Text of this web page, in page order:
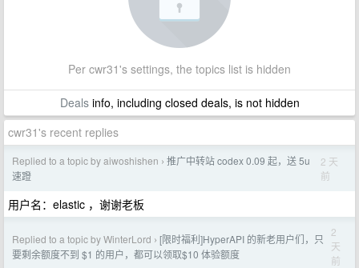
Per cwr31's settings, the topics list is hidden
Dealsinfo, including closed deals, is not hidden
cwr31's recent replies
Replied to a topic by aiwoshishen › 推广中转站 codex 0.09 起，送 5u
速蹬
2 天
前
用户名：elastic ，谢谢老板
Replied to a topic by WinterLord › [限时福利]HyperAPI 的新老用户们，只
要剩余额度不到 $1 的用户，都可以领取$10 体验额度
2
天
前